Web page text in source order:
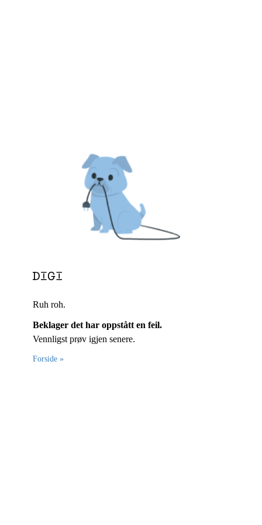
Ruh roh.
Beklager det har oppstått en feil.
Vennligst prøv igjen senere.
Forside »